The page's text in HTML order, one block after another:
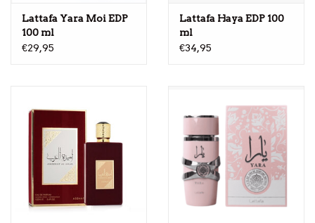
Lattafa Yara Moi EDP
100 ml
€29,95
Lattafa Haya EDP 100
ml
€34,95